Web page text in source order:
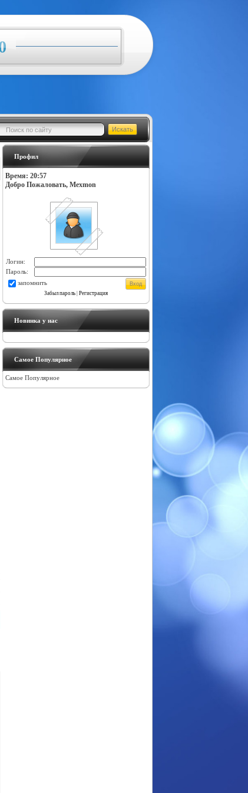
Профил
Время: 20:57
Добро Пожаловать, Mexmon
Логин:
Пароль:
запомнить
Забыл пароль| Регистрация
Новинка у нас
Самое Популярное
Самое Популярное